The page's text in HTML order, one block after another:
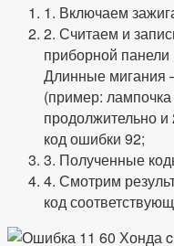
1. Включаем
2. Считаем и
приборной
Длинные мигания
(пример:
продолжительно и
код ошибки 92;
3. Полученные
4. Смотрим
код